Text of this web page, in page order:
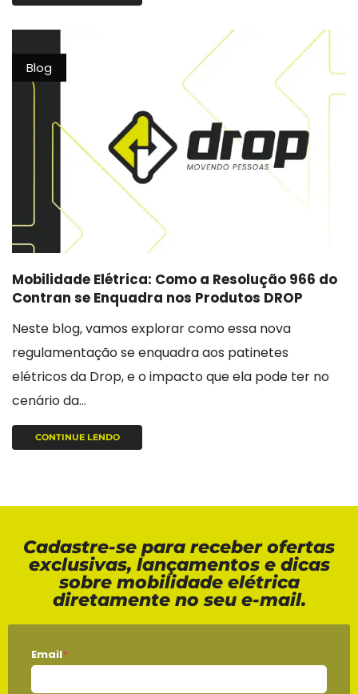
Blog
Mobilidade Elétrica: Como a Resolução 966 do
Contran se Enquadra nos Produtos DROP
Neste blog, vamos explorar como essa nova
regulamentação se enquadra aos patinetes
elétricos da Drop, e o impacto que ela pode ter no
cenário da...
CONTINUE LENDO
Cadastre-se para receber ofertas
exclusivas, lançamentos e dicas
sobre mobilidade elétrica
diretamente no seu e-mail.
Email*